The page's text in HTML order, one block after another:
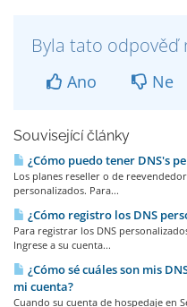
Byla tato odpověď
Ano Ne
Související články
¿Cómo puedo tener DNS's
Los planes reseller o de
personalizados. Para...
¿Cómo registro los DNS
Para registrar los DNS
Ingrese a su cuenta...
¿Cómo sé cuáles son mis
mi cuenta?
Cuando su cuenta de hospedaje en